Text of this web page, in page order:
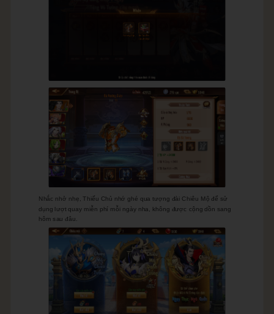
Tiktok
Nhắc nhở nhẹ, Thiếu Chủ nhớ ghé qua tượng đài Chiêu Mộ để sử
dụng lượt quay miễn phí mỗi ngày nha, không được cộng dồn sang
hôm sau đâu.